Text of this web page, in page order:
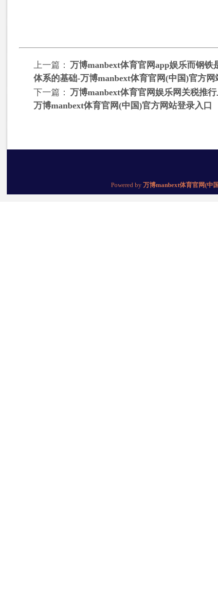
上一篇： 万博manbext体育官网app娱乐而钢铁
体系的基础-万博manbext体育官网(中国)官方网
下一篇： 万博manbext体育官网娱乐网关税推
万博manbext体育官网(中国)官方网站登录入口
Powered by 万博manbext体育官网(中